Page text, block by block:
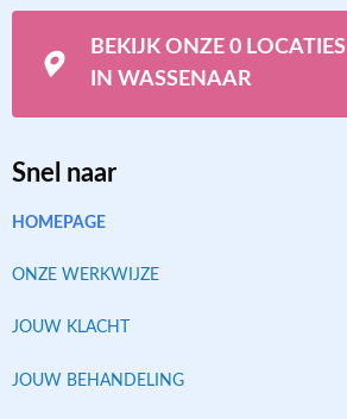
BEKIJK ONZE 0 LOCATIES
IN WASSENAAR
Snel naar
HOMEPAGE
ONZE WERKWIJZE
JOUW KLACHT
JOUW BEHANDELING